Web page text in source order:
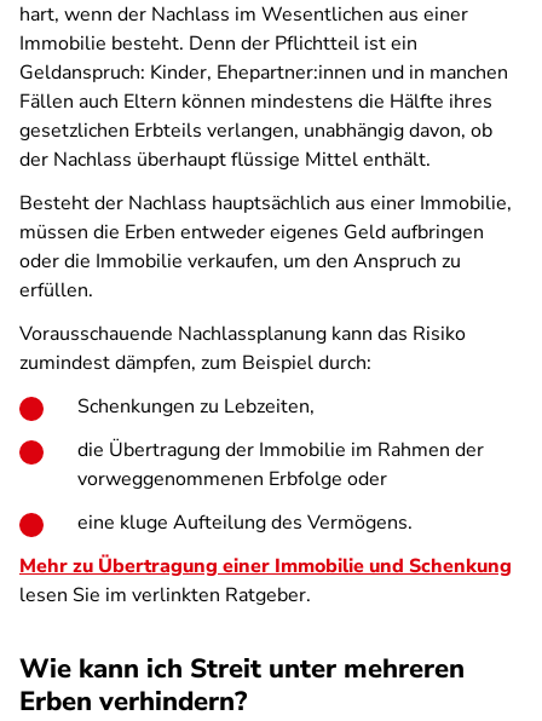
hart, wenn der Nachlass im Wesentlichen aus einer
Immobilie besteht. Denn der Pflichtteil ist ein
Geldanspruch: Kinder, Ehepartner:innen und in manchen
Fällen auch Eltern können mindestens die Hälfte ihres
gesetzlichen Erbteils verlangen, unabhängig davon, ob
der Nachlass überhaupt flüssige Mittel enthält.
Besteht der Nachlass hauptsächlich aus einer Immobilie,
müssen die Erben entweder eigenes Geld aufbringen
oder die Immobilie verkaufen, um den Anspruch zu
erfüllen.
Vorausschauende Nachlassplanung kann das Risiko
zumindest dämpfen, zum Beispiel durch:
Schenkungen zu Lebzeiten,
die Übertragung der Immobilie im Rahmen der
vorweggenommenen Erbfolge oder
eine kluge Aufteilung des Vermögens.
Mehr zu Übertragung einer Immobilie und Schenkung
lesen Sie im verlinkten Ratgeber.
Wie kann ich Streit unter mehreren
Erben verhindern?